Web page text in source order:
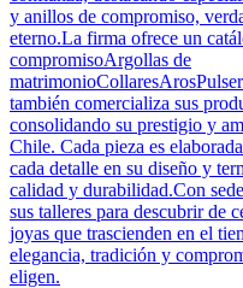
y anillos de compromiso,
eterno.La firma ofrece un
compromisoArgollas de
también comercializa sus
consolidando su prestigio y
Chile. Cada pieza es
cada detalle en su diseño y
calidad y durabilidad.Con
sus talleres para descubrir de
joyas que trascienden en el
elegancia, tradición y
eligen.